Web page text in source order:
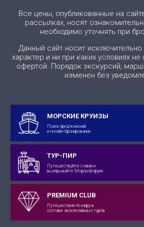
Все цены, опубликованные на
рассылках, носят
необходимо уточнять при
Данный сайт носит
характер и ни при каких условиях не
офертой. Порядок экскурсий,
изменен без
МОРСКИЕ КРУИЗЫ
Поиск предложений
и онлайн-бронирование
ТУР-ПИР
Путешествуйте с нами и
выигрывайте Морской круиз
PREMIUM CLUB
Путешествия по миру в
составе эксклюзивных туров